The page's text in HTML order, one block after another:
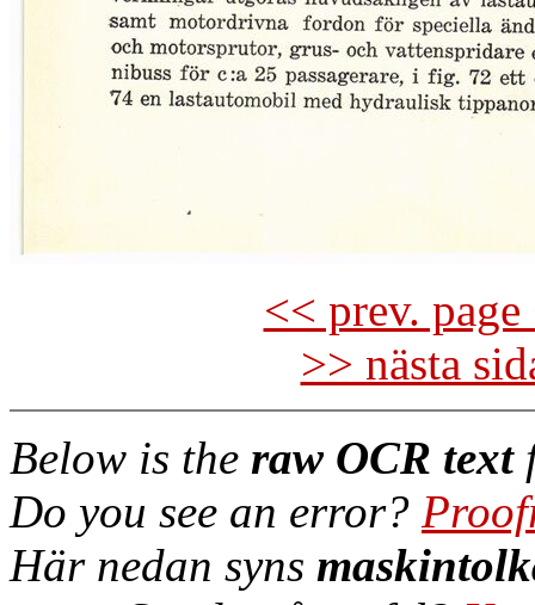
<< prev.
>> nästa
Below is the raw OCR text
Do you see an error?
Här nedan syns